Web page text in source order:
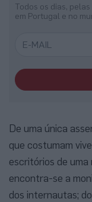
Todos os dias,
em Portugal e no
De uma única
que costumam
escritórios de uma
encontra-se a
dos internautas;